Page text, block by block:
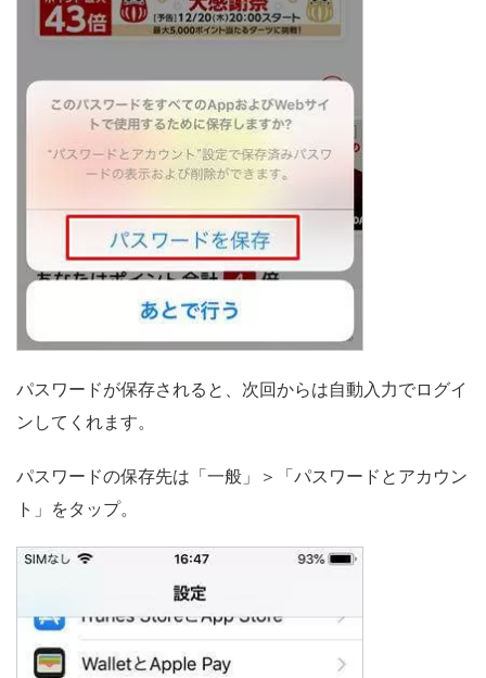
パスワードが保存されると、次回からは自動入力でログイ
ンしてくれます。
パスワードの保存先は「一般」＞「パスワードとアカウン
ト」をタップ。